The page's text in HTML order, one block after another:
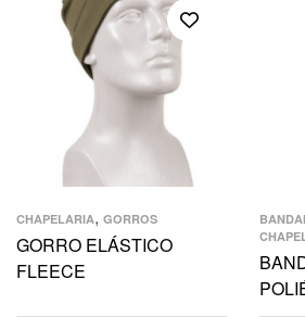
CHAPELARIA, GORROS
GORRO ELÁSTICO
FLEECE